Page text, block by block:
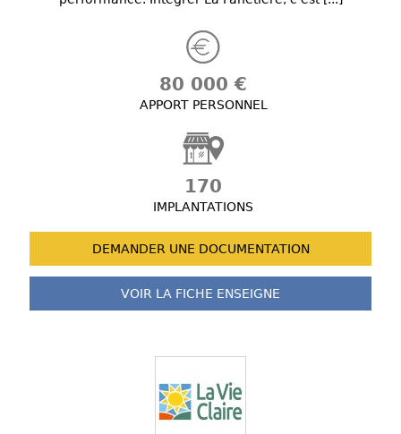
80 000 €
APPORT PERSONNEL
170
IMPLANTATIONS
DEMANDER UNE DOCUMENTATION
VOIR LA FICHE ENSEIGNE